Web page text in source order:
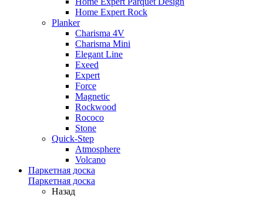
Home Expert Rock
Planker
Charisma 4V
Charisma Mini
Elegant Line
Exeed
Expert
Force
Magnetic
Rockwood
Rococo
Stone
Quick-Step
Atmosphere
Volcano
Паркетная доска
Паркетная доска
Назад